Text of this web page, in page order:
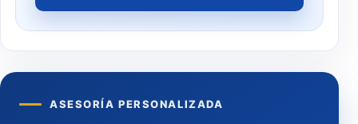
ASESORÍA PERSONALIZADA